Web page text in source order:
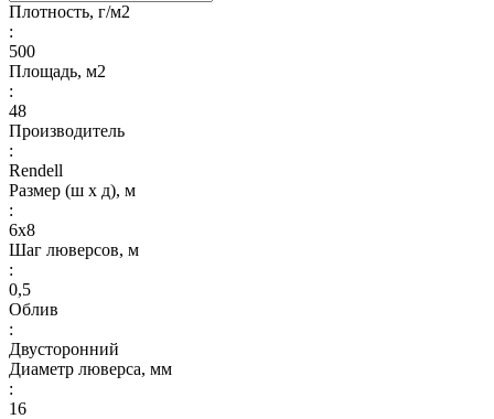
Плотность, г/м2
:
500
Площадь, м2
:
48
Производитель
:
Rendell
Размер (ш х д), м
:
6х8
Шаг люверсов, м
:
0,5
Облив
:
Двусторонний
Диаметр люверса, мм
:
16